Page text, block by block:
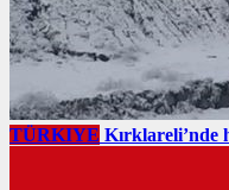
TÜRKIYE Kırklareli’nde